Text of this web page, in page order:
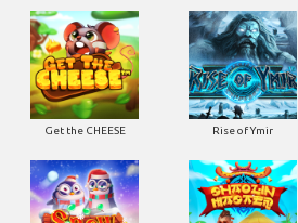
Get the CHEESE Rise of Ymir